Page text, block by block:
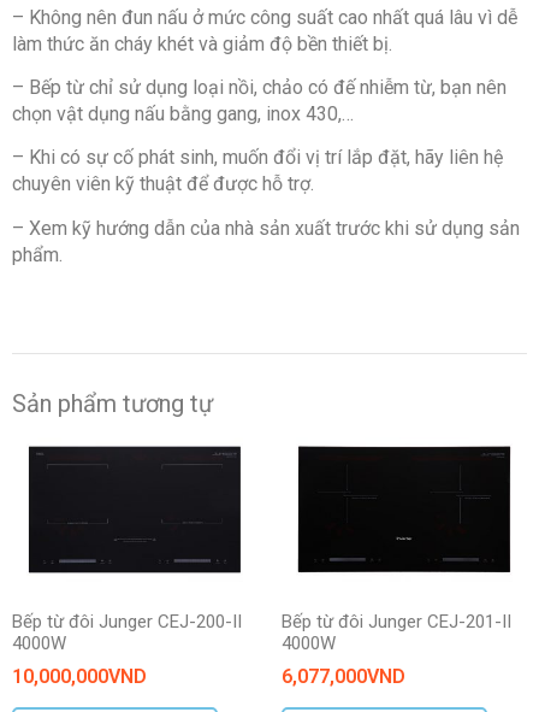
– Không nên đun nấu ở mức công suất cao nhất quá lâu vì dễ
làm thức ăn cháy khét và giảm độ bền thiết bị.
– Bếp từ chỉ sử dụng loại nồi, chảo có đế nhiễm từ, bạn nên
chọn vật dụng nấu bằng gang, inox 430,…
– Khi có sự cố phát sinh, muốn đổi vị trí lắp đặt, hãy liên hệ
chuyên viên kỹ thuật để được hỗ trợ.
– Xem kỹ hướng dẫn của nhà sản xuất trước khi sử dụng sản
phẩm.
Sản phẩm tương tự
Bếp từ đôi Junger CEJ-200-II
4000W
10,000,000VND
Bếp từ đôi Junger CEJ-201-II
4000W
6,077,000VND